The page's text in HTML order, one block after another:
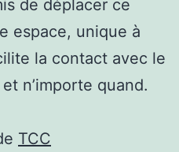
de déplacer ce
espace, unique à
la contact avec le
n’importe quand.
TCC